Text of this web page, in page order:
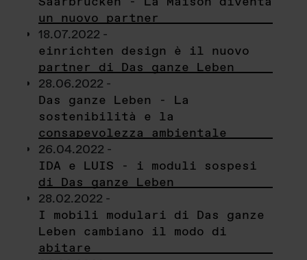
un nuovo partner
18.07.2022 -
einrichten design è il nuovo
partner di Das ganze Leben
28.06.2022 -
Das ganze Leben - La
sostenibilità e la
consapevolezza ambientale
26.04.2022 -
IDA e LUIS - i moduli sospesi
di Das ganze Leben
28.02.2022 -
I mobili modulari di Das ganze
Leben cambiano il modo di
abitare